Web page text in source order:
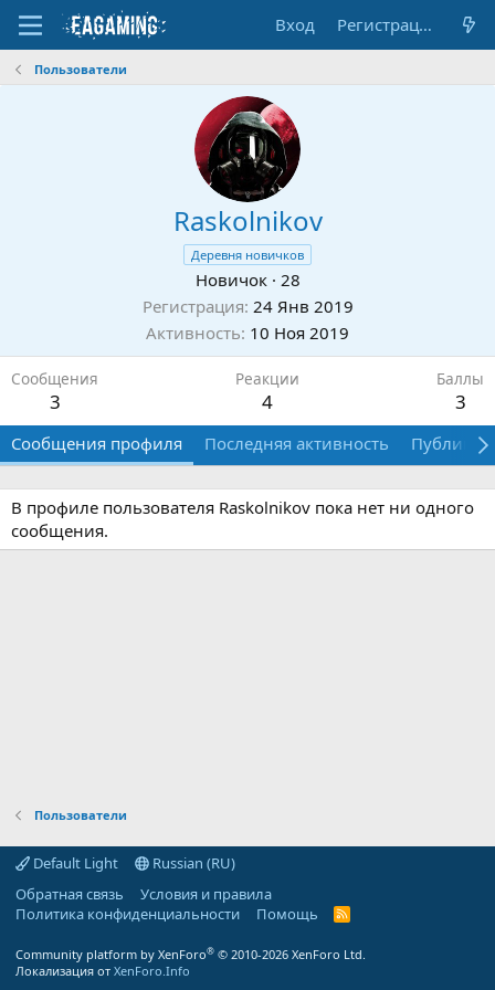
Вход Регистрация
Пользователи
Raskolnikov
Деревня новичков
Новичок · 28
Регистрация 24 Янв 2019
Активность 10 Ноя 2019
Сообщения
3
Реакции
4
Баллы
3
Сообщения профиля Последняя активность
В профиле пользователя Raskolnikov пока нет ни одного
сообщения.
Пользователи
Default Light
Russian (RU)
Обратная связь
Условия и правила
Политика конфиденциальности
Помощь
R
Community platform by XenForo® © 2010-2026 XenForo Ltd.
Локализация от XenForo.Info